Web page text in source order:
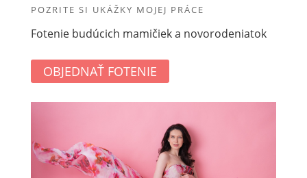
POZRITE SI UKÁŽKY MOJEJ PRÁCE
Fotenie budúcich mamičiek a novorodeniatok
OBJEDNAŤ FOTENIE